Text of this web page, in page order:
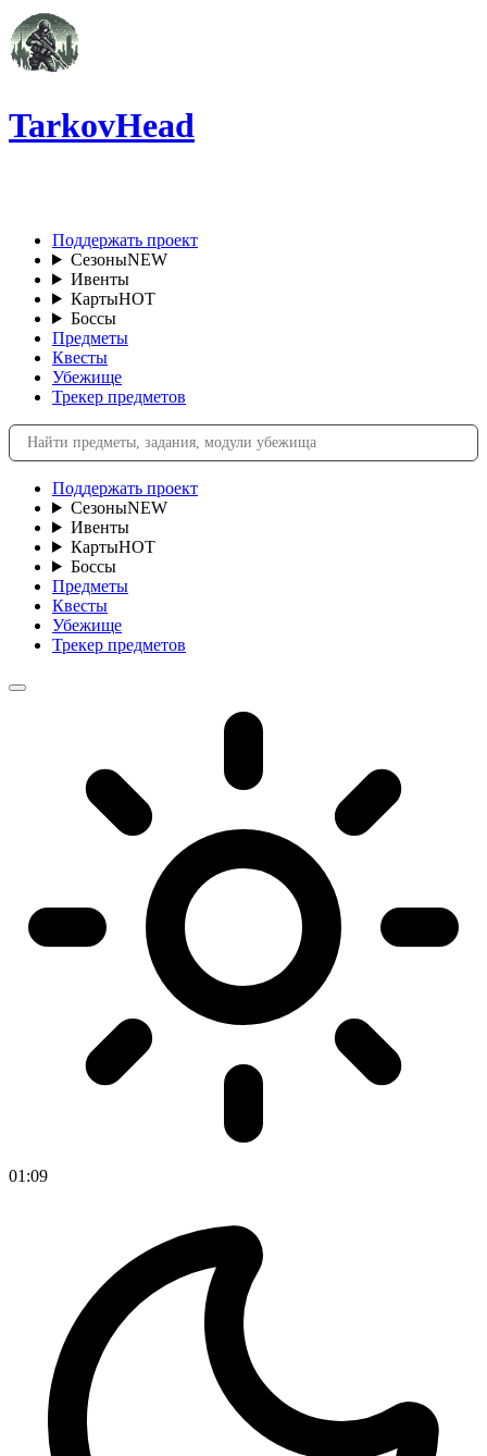
TarkovHead
Поддержать проект
СезоныNEW
Ивенты
КартыHOT
Боссы
Предметы
Квесты
Убежище
Трекер предметов
Поддержать проект
СезоныNEW
Ивенты
КартыHOT
Боссы
Предметы
Квесты
Убежище
Трекер предметов
01 :09